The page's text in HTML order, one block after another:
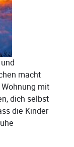
macht
mit
dich selbst
die Kinder